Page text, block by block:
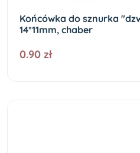
Końcówka do sznurka
14*11mm, chaber
0.90 zł